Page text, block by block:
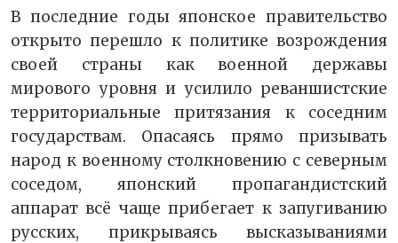
В последние годы японское правительство
открыто перешло к политике возрождения
своей страны как военной державы
мирового уровня и усилило реваншистские
территориальные притязания к соседним
государствам. Опасаясь прямо призывать
народ к военному столкновению с северным
соседом, японский пропагандистский
аппарат всё чаще прибегает к запугиванию
русских, прикрываясь высказываниями